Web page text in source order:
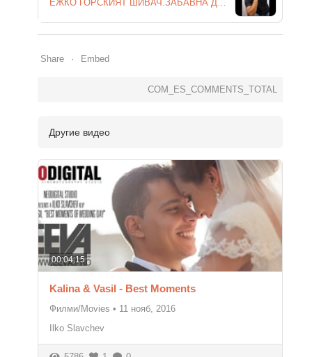
Share Embed
COM_ES_COMMENTS_TOTAL
Другие видео
00:04:15
Kalina & Vasil - Best Moments
Филми/Movies • 11 нояб, 2016
Ilko Slavchev